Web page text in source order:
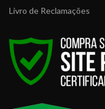
Livro de Reclamações